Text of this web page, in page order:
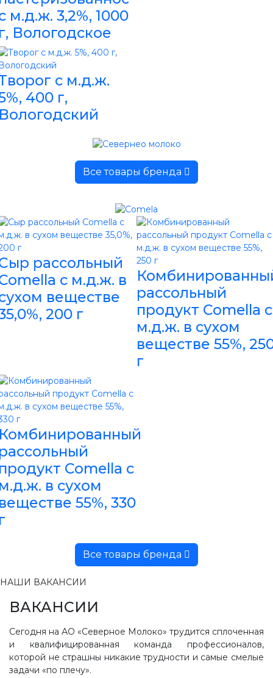
м.д.ж. 3,2%, 1000
Вологодское
с м.д.ж.
400 г,
Все товары бренда
рассольный
с м.д.ж. в
веществе
200 г
рассольный
продукт Comella с
м.д.ж. в сухом
веществе 55%,
г
Comella с
в сухом
55%, 330
Все товары бренда
НАШИ ВАКАНСИИ
ВАКАНСИИ
Сегодня на АО «Северное Молоко» трудится сплоченная
и квалифицированная команда профессионалов,
которой не страшны никакие трудности и самые смелые
задачи «по плечу».